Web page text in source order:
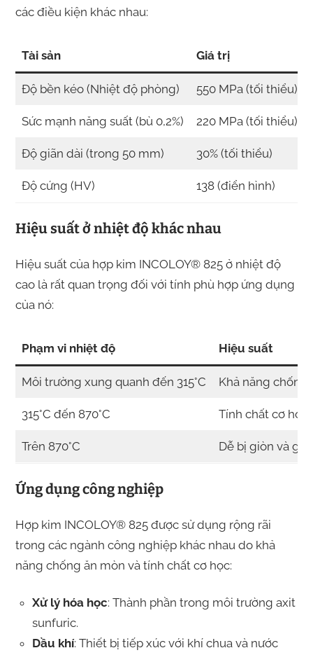
các điều kiện khác nhau:
Tài sản Giá trị
Độ bền kéo (Nhiệt độ phòng) 550 MPa (tối thiểu)
Sức mạnh năng suất (bù 0,2%) 220 MPa (tối thiểu)
Độ giãn dài (trong 50 mm) 30% (tối thiểu)
Độ cứng (HV) 138 (điển hình)
Hiệu suất ở nhiệt độ khác nhau
Hiệu suất của hợp kim INCOLOY® 825 ở nhiệt độ
cao là rất quan trọng đối với tính phù hợp ứng dụng
của nó:
Phạm vi nhiệt độ Hiệu suất
Môi trường xung quanh đến 315°C Khả năng
315°C đến 870°C Tính chất cơ học
Trên 870°C Dễ bị giòn và
Ứng dụng công nghiệp
Hợp kim INCOLOY® 825 được sử dụng rộng rãi
trong các ngành công nghiệp khác nhau do khả
năng chống ăn mòn và tính chất cơ học:
Xử lý hóa học: Thành phần trong môi trường axit
sunfuric.
Dầu khí: Thiết bị tiếp xúc với khí chua và nước